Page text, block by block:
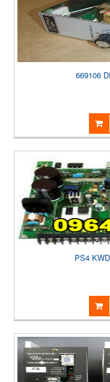
669106
PS4